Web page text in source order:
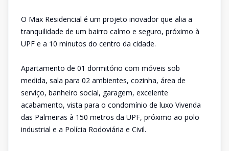
O Max Residencial é um projeto inovador que alia a
tranquilidade de um bairro calmo e seguro, próximo à
UPF e a 10 minutos do centro da cidade.
Apartamento de 01 dormitório com móveis sob
medida, sala para 02 ambientes, cozinha, área de
serviço, banheiro social, garagem, excelente
acabamento, vista para o condomínio de luxo Vivenda
das Palmeiras à 150 metros da UPF, próximo ao polo
industrial e a Polícia Rodoviária e Civil.